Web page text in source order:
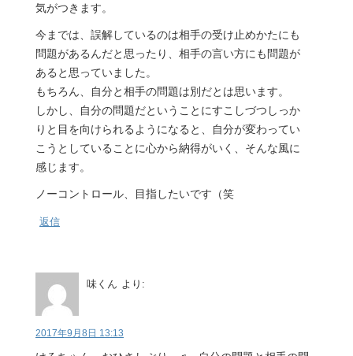
気がつきます。
今までは、誤解しているのは相手の受け止めかたにも
問題があるんだと思ったり、相手の言い方にも問題が
あると思っていました。
もちろん、自分と相手の問題は別だとは思います。
しかし、自分の問題だということにすこしづつしっか
りと目を向けられるようになると、自分が変わってい
こうとしていることに心から納得がいく、そんな風に
感じます。
ノーコントロール、目指したいです（笑
返信
味くん より:
2017年9月8日 13:13